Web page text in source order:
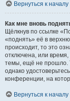
Вернуться к началу
Как мне вновь
Щёлкнув по ссылке
«поднять» её в
происходит, то это
отключена, или
темы, ещё не прошло.
однако
конференции, на
Вернуться к началу